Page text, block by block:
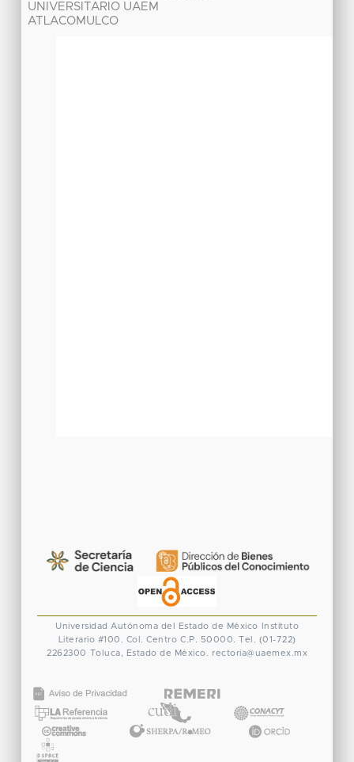
UNIVERSITARIO UAEM
ATLACOMULCO
Universidad Autónoma del Estado de México
Instituto
Literario #100. Col. Centro C.P. 50000. Tel. (01-722)
2262300 Toluca, Estado de México. rectoria@uaemex.mx